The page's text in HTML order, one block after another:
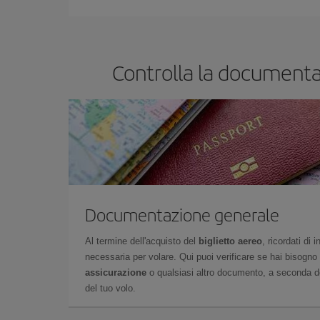
Controlla la
Documentazione generale
Al termine dell'acquisto del biglietto aereo, ricordati di
necessaria per volare. Qui puoi verificare se hai bisogno
assicurazione o qualsiasi altro documento, a seconda
del tuo volo.